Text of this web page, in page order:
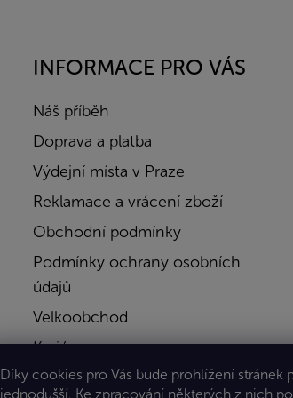
Díky cookies pro Vás bude prohlížení stránek
jednodušší. Ke zpracování některých z nich
INFORMACE PRO VÁS
Náš příběh
Doprava a platba
Výdejní místa v Praze
Reklamace a vrácení zboží
Obchodní podmínky
Podmínky ochrany osobních
údajů
Velkoobchod
Kariéra
Kontakty